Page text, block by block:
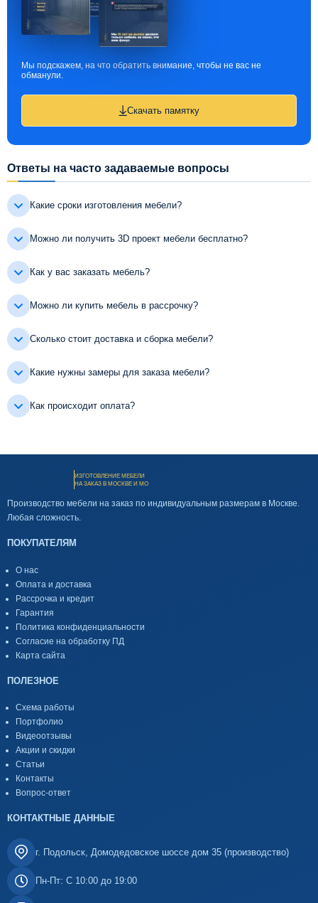
Мы подскажем, на что обратить внимание, чтобы не вас не
обманули.
Скачать памятку
Ответы на часто задаваемые вопросы
Какие сроки изготовления мебели?
Можно ли получить 3D проект мебели бесплатно?
Как у вас заказать мебель?
Можно ли купить мебель в рассрочку?
Сколько стоит доставка и сборка мебели?
Какие нужны замеры для заказа мебели?
Как происходит оплата?
ИЗГОТОВЛЕНИЕ МЕБЕЛИ
НА ЗАКАЗ В МОСКВЕ И МО
Производство мебели на заказ по индивидуальным размерам в Москве.
Любая сложность.
ПОКУПАТЕЛЯМ
О нас
Оплата и доставка
Рассрочка и кредит
Гарантия
Политика конфиденциальности
Согласие на обработку ПД
Карта сайта
ПОЛЕЗНОЕ
Схема работы
Портфолио
Видеоотзывы
Акции и скидки
Статьи
Контакты
Вопрос-ответ
КОНТАКТНЫЕ ДАННЫЕ
г. Подольск, Домодедовское шоссе дом 35 (производство)
Пн-Пт: С 10:00 до 19:00